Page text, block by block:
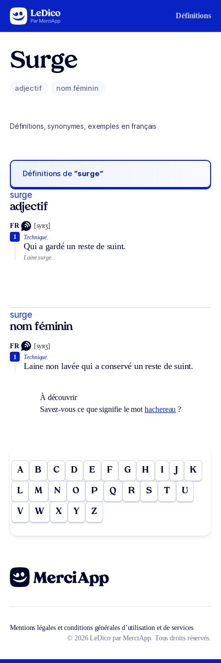
Aller au contenu Définitions
Surge
adjectif nom féminin
Définitions, synonymes, exemples en français
Définitions de “surge“
surge
adjectif
FR [syʀʒ]
Technique.
Qui a gardé un reste de suint.
1
Laine surge.
surge
nom féminin
FR [syʀʒ]
Technique.
Laine non lavée qui a conservé un reste de suint.
1
À découvrir
Savez-vous ce que signifie le mothachereau ?
A B C D E F G H I J K
L M N O P Q R S T U
V W X Y Z
Mentions légales et conditions générales d’utilisation et de services
© 2026 LeDico par MerciApp. Tous droits réservés.